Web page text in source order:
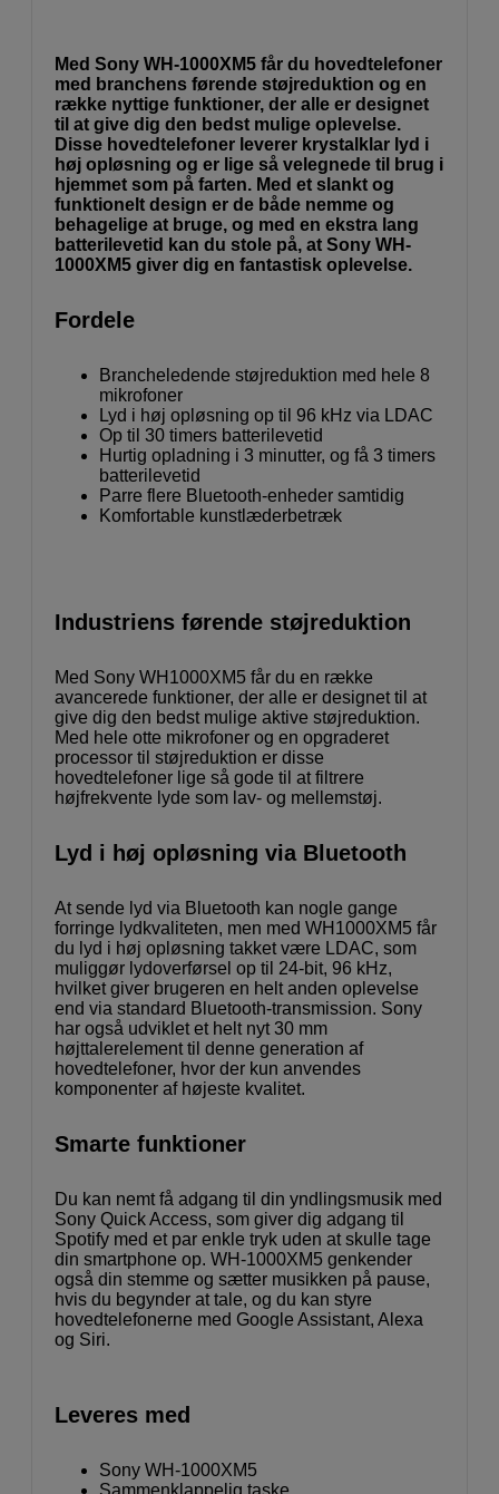
Med Sony WH-1000XM5 får du hovedtelefoner
med branchens førende støjreduktion og en
række nyttige funktioner, der alle er designet
til at give dig den bedst mulige oplevelse.
Disse hovedtelefoner leverer krystalklar lyd i
høj opløsning og er lige så velegnede til brug i
hjemmet som på farten. Med et slankt og
funktionelt design er de både nemme og
behagelige at bruge, og med en ekstra lang
batterilevetid kan du stole på, at Sony WH-
1000XM5 giver dig en fantastisk oplevelse.
Fordele
Brancheledende støjreduktion med hele 8
mikrofoner
Lyd i høj opløsning op til 96 kHz via LDAC
Op til 30 timers batterilevetid
Hurtig opladning i 3 minutter, og få 3 timers
batterilevetid
Parre flere Bluetooth-enheder samtidig
Komfortable kunstlæderbetræk
Industriens førende støjreduktion
Med Sony WH1000XM5 får du en række
avancerede funktioner, der alle er designet til at
give dig den bedst mulige aktive støjreduktion.
Med hele otte mikrofoner og en opgraderet
processor til støjreduktion er disse
hovedtelefoner lige så gode til at filtrere
højfrekvente lyde som lav- og mellemstøj.
Lyd i høj opløsning via Bluetooth
At sende lyd via Bluetooth kan nogle gange
forringe lydkvaliteten, men med WH1000XM5 får
du lyd i høj opløsning takket være LDAC, som
muliggør lydoverførsel op til 24-bit, 96 kHz,
hvilket giver brugeren en helt anden oplevelse
end via standard Bluetooth-transmission. Sony
har også udviklet et helt nyt 30 mm
højttalerelement til denne generation af
hovedtelefoner, hvor der kun anvendes
komponenter af højeste kvalitet.
Smarte funktioner
Du kan nemt få adgang til din yndlingsmusik med
Sony Quick Access, som giver dig adgang til
Spotify med et par enkle tryk uden at skulle tage
din smartphone op. WH-1000XM5 genkender
også din stemme og sætter musikken på pause,
hvis du begynder at tale, og du kan styre
hovedtelefonerne med Google Assistant, Alexa
og Siri.
Leveres med
Sony WH-1000XM5